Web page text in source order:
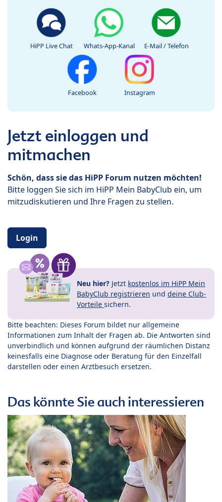
HiPP Live Chat Whats-App-Kanal E-Mail / Telefon
Facebook Instagram
Jetzt einloggen und
mitmachen
Schön, dass sie das HiPP Forum nutzen möchten!
Bitte loggen Sie sich im HiPP Mein BabyClub ein, um
mitzudiskutieren und Ihre Fragen zu stellen.
Login
Neu hier? Jetzt kostenlos im HiPP Mein
BabyClub registrieren und deine Club-
Vorteile sichern.
Bitte beachten: Dieses Forum bildet nur allgemeine
Informationen zum Inhalt der Fragen ab. Die Antworten sind
unverbindlich und können aufgrund der räumlichen Distanz
keinesfalls eine Diagnose oder Beratung für den Einzelfall
darstellen oder einen Arztbesuch ersetzen.
Das könnte Sie auch interessieren